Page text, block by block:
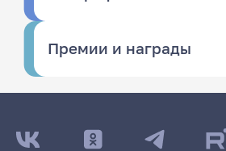
Премии и награды